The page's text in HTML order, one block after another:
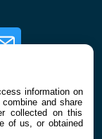
Newsletter
information on
and share
collected on this
of us, or obtained